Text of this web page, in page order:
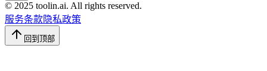
© 2025 toolin.ai. All rights reserved.
服务条款隐私政策
回到顶部